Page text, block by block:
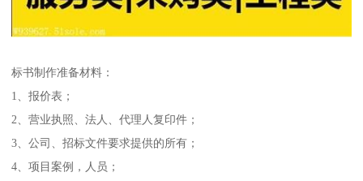
标书制作准备材料：
1、报价表；
2、营业执照、法人、代理人复印件；
3、公司、招标文件要求提供的所有；
4、项目案例，人员；